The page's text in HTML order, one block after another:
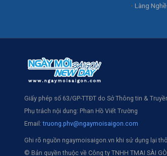
Làng Nghề
Giấy phép số 63/GP-TTĐT do Sở Thông tin &
Phụ trách nội dung: Phan Hồ Viết Trường
Email:truong.phv@ngaymoisaigon.com
Ghi rõ nguồn ngaymoisaigon.vn khi sử dụng lại
© Bản quyền thuộc về Công ty TNHH TMAI SÀI